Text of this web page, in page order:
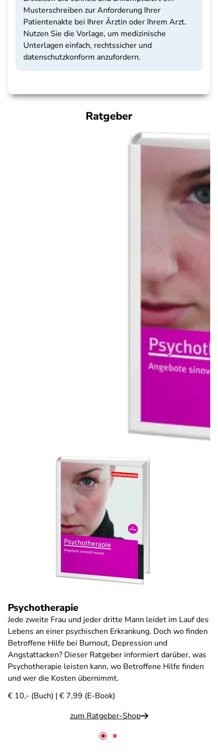
Musterschreiben zur Anforderung Ihrer
Patientenakte bei Ihrer Ärztin oder Ihrem Arzt.
Nutzen Sie die Vorlage, um medizinische
Unterlagen einfach, rechtssicher und
datenschutzkonform anzufordern.
Ratgeber
Psychotherapie
Jede zweite Frau und jeder dritte Mann leidet im Lauf des
Lebens an einer psychischen Erkrankung. Doch wo finden
Betroffene Hilfe bei Burnout, Depression und
Angstattacken? Dieser Ratgeber informiert darüber, was
Psychotherapie leisten kann, wo Betroffene Hilfe finden
und wer die Kosten übernimmt.
€ 10,- (Buch) | € 7,99 (E-Book)
zum Ratgeber-Shop